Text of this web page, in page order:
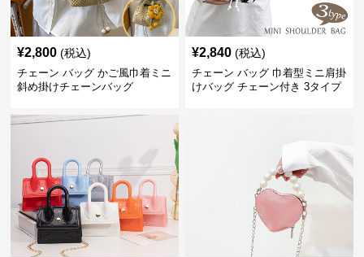
¥2,800 (税込)
チェーン バッグ かご風巾着ミニ
斜め掛けチェーンバッグ
¥2,840 (税込)
チェーン バッグ 巾着型ミニ肩掛
けバッグ チェーン付き 3タイプ